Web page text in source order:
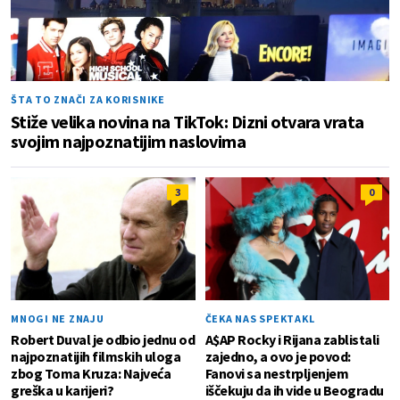
ŠTA TO ZNAČI ZA KORISNIKE
Stiže velika novina na TikTok: Dizni otvara vrata
svojim najpoznatijim naslovima
3
MNOGI NE ZNAJU
Robert Duval je odbio jednu od
najpoznatijih filmskih uloga
zbog Toma Kruza: Najveća
greška u karijeri?
0
ČEKA NAS SPEKTAKL
A$AP Rocky i Rijana zablistali
zajedno, a ovo je povod:
Fanovi sa nestrpljenjem
iščekuju da ih vide u Beogradu